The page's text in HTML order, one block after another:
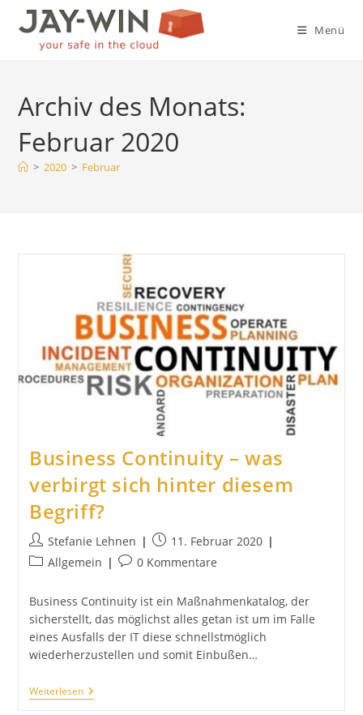
Inhalt
springen
Menü
Archiv des Monats:
Februar 2020
> 2020 > Februar
Business Continuity – was
verbirgt sich hinter diesem
Begriff?
Beitrags-
Autor:
Stefanie Lehnen
Beitrag
veröffentlicht:
11. Februar 2020
Beitrags-
Allgemein
Beitrags-
0 Kommentare
Business Continuity ist ein Maßnahmenkatalog, der
sicherstellt, das möglichst alles getan ist um im Falle
eines Ausfalls der IT diese schnellstmöglich
wiederherzustellen und somit Einbußen…
WeiterlesenBusiness
Continuity